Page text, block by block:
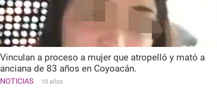
Vinculan a proceso a mujer que atropelló y mató a
anciana de 83 años en Coyoacán.
NOTICIAS 10 años